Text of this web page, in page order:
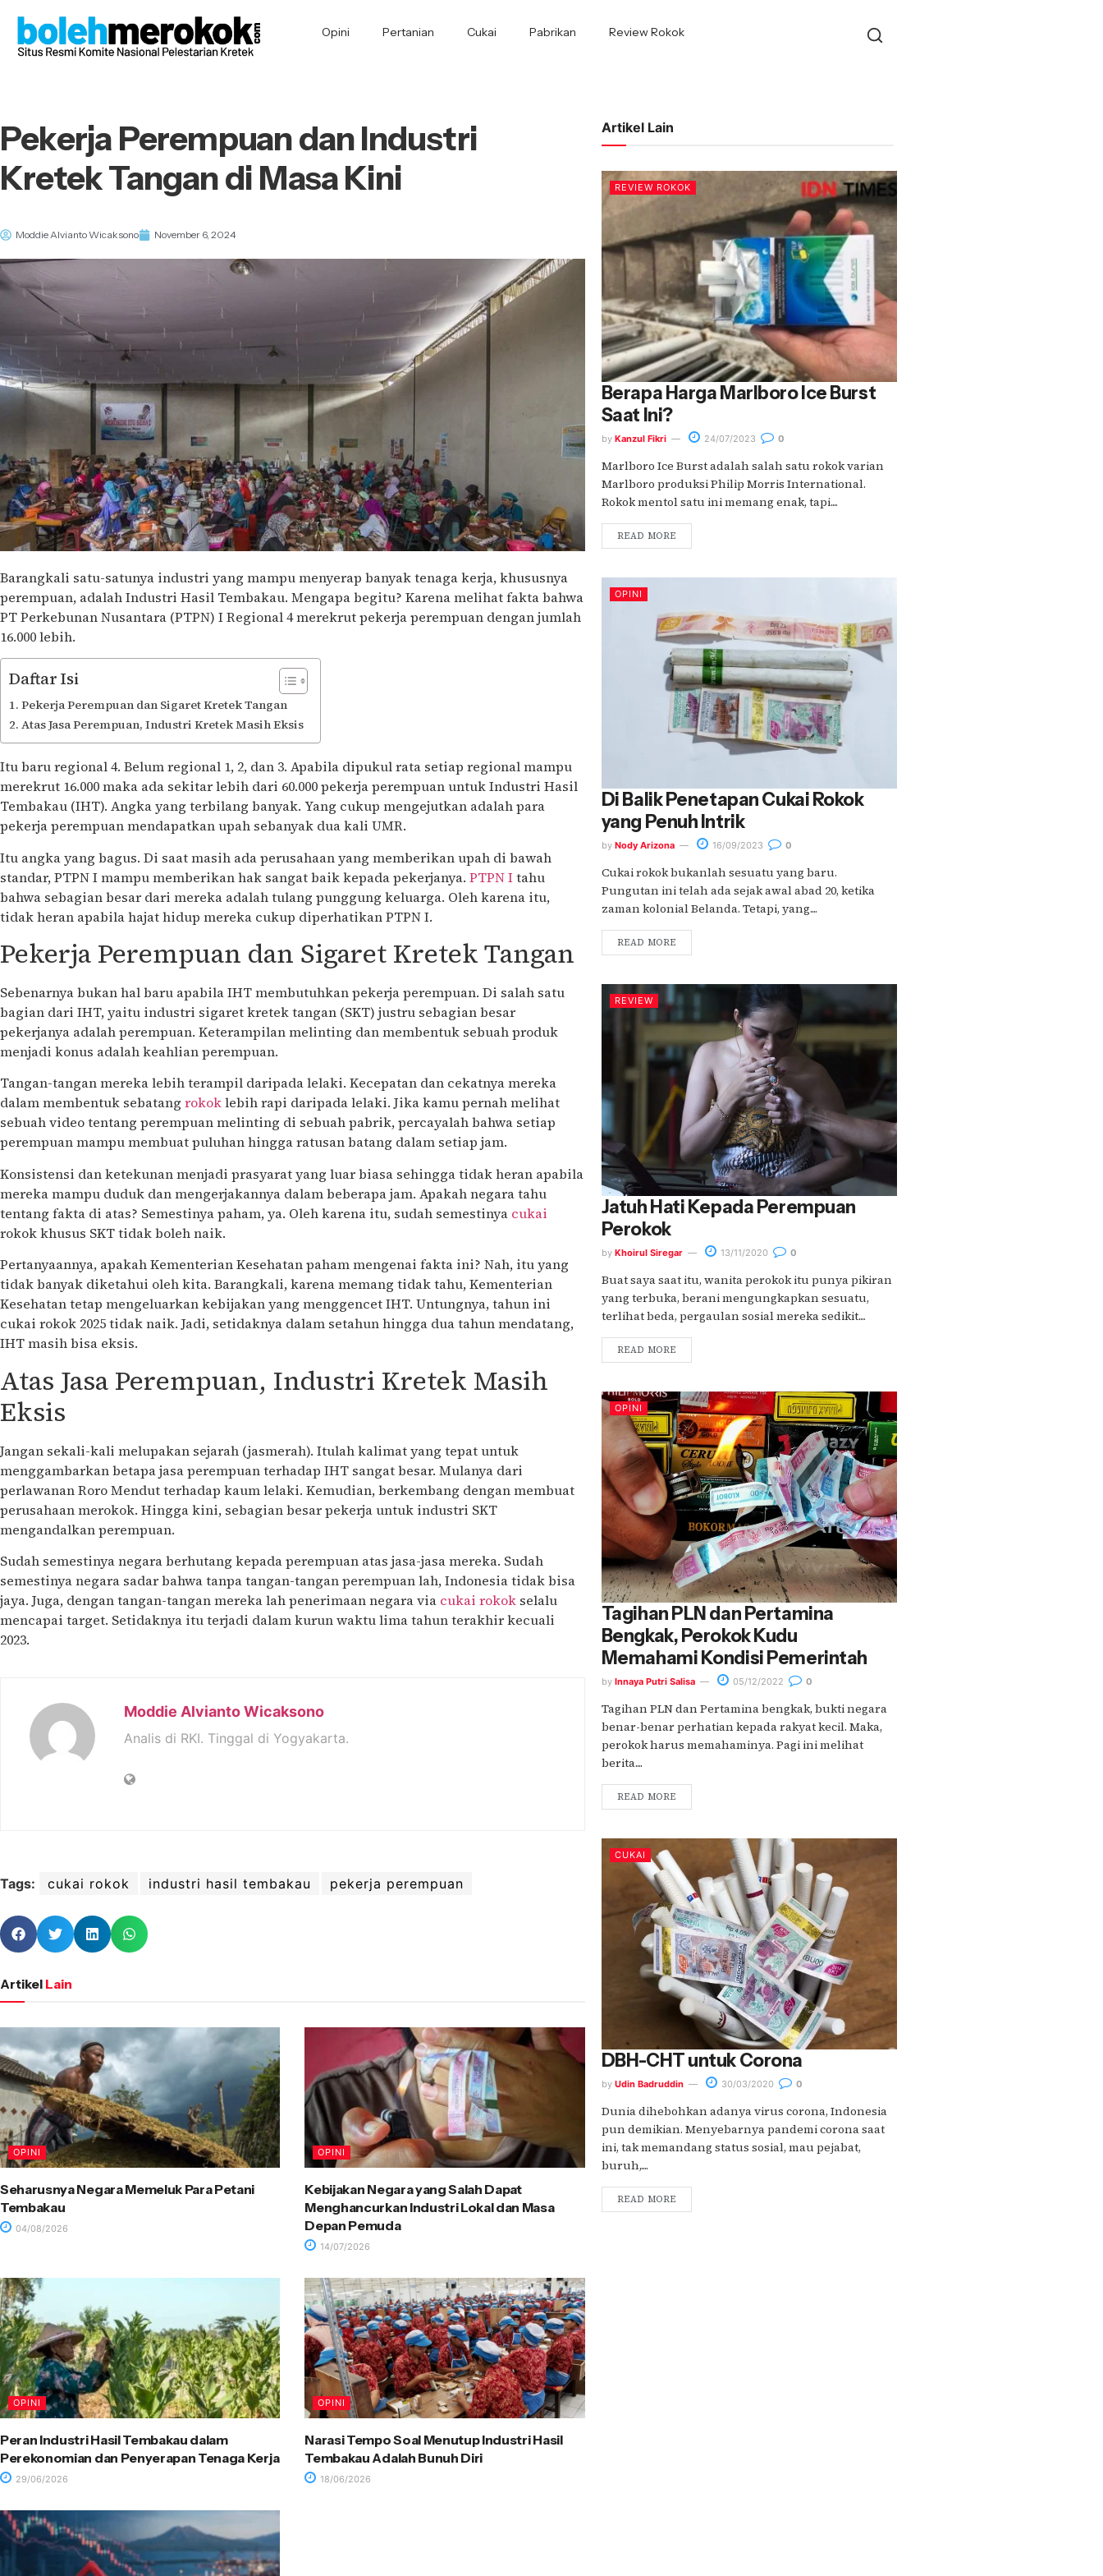
Opini Pertanian Cukai Pabrikan Review Rokok
Pekerja Perempuan dan Industri
Kretek Tangan di Masa Kini
Moddie Alvianto Wicaksono November 6, 2024
Barangkali satu-satunya industri yang mampu menyerap banyak tenaga kerja, khususnya
perempuan, adalah Industri Hasil Tembakau. Mengapa begitu? Karena melihat fakta bahwa
PT Perkebunan Nusantara (PTPN) I Regional 4 merekrut pekerja perempuan dengan jumlah
16.000 lebih.
Daftar Isi
Pekerja Perempuan dan Sigaret Kretek Tangan
Atas Jasa Perempuan, Industri Kretek Masih Eksis
Itu baru regional 4. Belum regional 1, 2, dan 3. Apabila dipukul rata setiap regional mampu
merekrut 16.000 maka ada sekitar lebih dari 60.000 pekerja perempuan untuk Industri Hasil
Tembakau (IHT). Angka yang terbilang banyak. Yang cukup mengejutkan adalah para
pekerja perempuan mendapatkan upah sebanyak dua kali UMR.
Itu angka yang bagus. Di saat masih ada perusahaan yang memberikan upah di bawah
standar, PTPN I mampu memberikan hak sangat baik kepada pekerjanya. PTPN Itahu
bahwa sebagian besar dari mereka adalah tulang punggung keluarga. Oleh karena itu,
tidak heran apabila hajat hidup mereka cukup diperhatikan PTPN I.
Pekerja Perempuan dan Sigaret Kretek Tangan
Sebenarnya bukan hal baru apabila IHT membutuhkan pekerja perempuan. Di salah satu
bagian dari IHT, yaitu industri sigaret kretek tangan (SKT) justru sebagian besar
pekerjanya adalah perempuan. Keterampilan melinting dan membentuk sebuah produk
menjadi konus adalah keahlian perempuan.
Tangan-tangan mereka lebih terampil daripada lelaki. Kecepatan dan cekatnya mereka
dalam membentuk sebatang rokoklebih rapi daripada lelaki. Jika kamu pernah melihat
sebuah video tentang perempuan melinting di sebuah pabrik, percayalah bahwa setiap
perempuan mampu membuat puluhan hingga ratusan batang dalam setiap jam.
Konsistensi dan ketekunan menjadi prasyarat yang luar biasa sehingga tidak heran apabila
mereka mampu duduk dan mengerjakannya dalam beberapa jam. Apakah negara tahu
tentang fakta di atas? Semestinya paham, ya. Oleh karena itu, sudah semestinya cukai
rokok khusus SKT tidak boleh naik.
Pertanyaannya, apakah Kementerian Kesehatan paham mengenai fakta ini? Nah, itu yang
tidak banyak diketahui oleh kita. Barangkali, karena memang tidak tahu, Kementerian
Kesehatan tetap mengeluarkan kebijakan yang menggencet IHT. Untungnya, tahun ini
cukai rokok 2025 tidak naik. Jadi, setidaknya dalam setahun hingga dua tahun mendatang,
IHT masih bisa eksis.
Atas Jasa Perempuan, Industri Kretek Masih
Eksis
Jangan sekali-kali melupakan sejarah (jasmerah). Itulah kalimat yang tepat untuk
menggambarkan betapa jasa perempuan terhadap IHT sangat besar. Mulanya dari
perlawanan Roro Mendut terhadap kaum lelaki. Kemudian, berkembang dengan membuat
perusahaan merokok. Hingga kini, sebagian besar pekerja untuk industri SKT
mengandalkan perempuan.
Sudah semestinya negara berhutang kepada perempuan atas jasa-jasa mereka. Sudah
semestinya negara sadar bahwa tanpa tangan-tangan perempuan lah, Indonesia tidak bisa
jaya. Juga, dengan tangan-tangan mereka lah penerimaan negara via cukai rokok selalu
mencapai target. Setidaknya itu terjadi dalam kurun waktu lima tahun terakhir kecuali
2023.
Moddie Alvianto Wicaksono
Analis di RKI. Tinggal di Yogyakarta.
Tags: cukai rokok industri hasil tembakau pekerja perempuan
Artikel Lain
OPINI
Seharusnya Negara Memeluk Para Petani
Tembakau
04/08/2026
OPINI
Kebijakan Negara yang Salah Dapat
Menghancurkan Industri Lokal dan Masa
Depan Pemuda
14/07/2026
OPINI
Peran Industri Hasil Tembakau dalam
Perekonomian dan Penyerapan Tenaga Kerja
29/06/2026
OPINI
Narasi Tempo Soal Menutup Industri Hasil
Tembakau Adalah Bunuh Diri
18/06/2026
Artikel Lain
REVIEW ROKOK
Berapa Harga Marlboro Ice Burst
Saat Ini?
by Kanzul Fikri 24/07/2023 0
Marlboro Ice Burst adalah salah satu rokok varian
Marlboro produksi Philip Morris International.
Rokok mentol satu ini memang enak, tapi....
READ MORE
OPINI
Di Balik Penetapan Cukai Rokok
yang Penuh Intrik
by Nody Arizona 16/09/2023 0
Cukai rokok bukanlah sesuatu yang baru.
Pungutan ini telah ada sejak awal abad 20, ketika
zaman kolonial Belanda. Tetapi, yang....
READ MORE
REVIEW
Jatuh Hati Kepada Perempuan
Perokok
by Khoirul Siregar 13/11/2020 0
Buat saya saat itu, wanita perokok itu punya pikiran
yang terbuka, berani mengungkapkan sesuatu,
terlihat beda, pergaulan sosial mereka sedikit....
READ MORE
OPINI
Tagihan PLN dan Pertamina
Bengkak, Perokok Kudu
Memahami Kondisi Pemerintah
by Innaya Putri Salisa 05/12/2022 0
Tagihan PLN dan Pertamina bengkak, bukti negara
benar-benar perhatian kepada rakyat kecil. Maka,
perokok harus memahaminya. Pagi ini melihat
berita....
READ MORE
CUKAI
DBH-CHT untuk Corona
by Udin Badruddin 30/03/2020 0
Dunia dihebohkan adanya virus corona, Indonesia
pun demikian. Menyebarnya pandemi corona saat
ini, tak memandang status sosial, mau pejabat,
buruh,....
READ MORE